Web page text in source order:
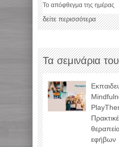
Το απόφθεγμα της ημέρας
δείτε περισσότερα
Τα σεμινάρια
εφήβων